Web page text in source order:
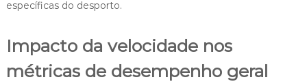
específicas do desporto.
Impacto da velocidade nos
métricas de desempenho geral